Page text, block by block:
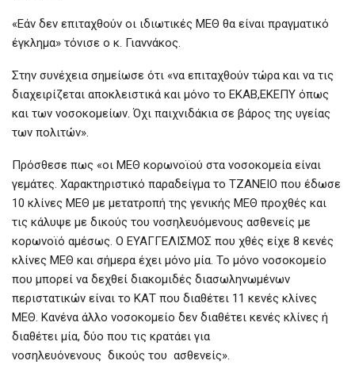
«Εάν δεν επιταχθούν οι ιδιωτικές ΜΕΘ θα είναι πραγματικό
έγκλημα» τόνισε ο κ. Γιαννάκος.
Στην συνέχεια σημείωσε ότι «να επιταχθούν τώρα και να τις
διαχειρίζεται αποκλειστικά και μόνο το ΕΚΑΒ,ΕΚΕΠΥ όπως
και των νοσοκομείων. Όχι παιχνιδάκια σε βάρος της υγείας
των πολιτών».
Πρόσθεσε πως «οι ΜΕΘ κορωνοϊού στα νοσοκομεία είναι
γεμάτες. Χαρακτηριστικό παραδείγμα το ΤΖΑΝΕΙΟ που έδωσε
10 κλίνες ΜΕΘ με μετατροπή της γενικής ΜΕΘ προχθές και
τις κάλυψε με δικούς του νοσηλευόμενους ασθενείς με
κορωνοϊό αμέσως. Ο ΕΥΑΓΓΕΛΙΣΜΟΣ που χθές είχε 8 κενές
κλίνες ΜΕΘ και σήμερα έχει μόνο μία. Το μόνο νοσοκομείο
που μπορεί να δεχθεί διακομιδές διασωληνωμένων
περιστατικών είναι το ΚΑΤ που διαθέτει 11 κενές κλίνες
ΜΕΘ. Κανένα άλλο νοσοκομείο δεν διαθέτει κενές κλίνες ή
διαθέτει μία, δύο που τις κρατάει για
νοσηλευόνενους δικούς του ασθενείς».